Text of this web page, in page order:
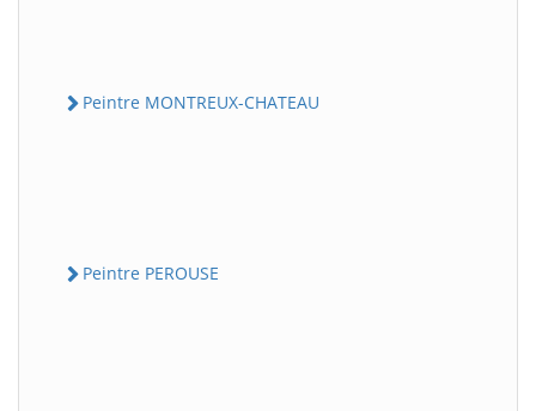
Peintre MONTREUX-CHATEAU
Peintre PEROUSE